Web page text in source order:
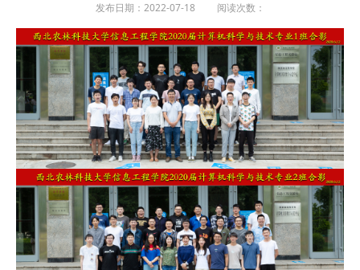
发布日期：2022-07-18 阅读次数：